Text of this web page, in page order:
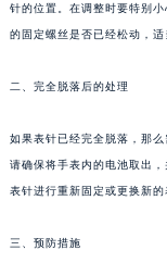
针的位置。在调整时要特别
的固定螺丝是否已经松动，
二、完全脱落后的处理
如果表针已经完全脱落，那
请确保将手表内的电池取出
表针进行重新固定或更换新的
三、预防措施